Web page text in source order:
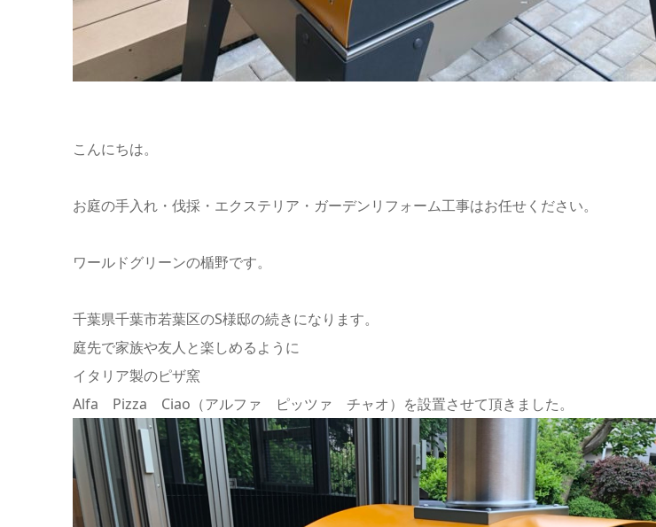
こんにちは。
お庭の手入れ・伐採・エクステリア・ガーデンリフォーム工事はお任せください。
ワールドグリーンの楯野です。
千葉県千葉市若葉区のS様邸の続きになります。
庭先で家族や友人と楽しめるように
イタリア製のピザ窯
Alfa Pizza Ciao（アルファ ピッツァ チャオ）を設置させて頂きました。